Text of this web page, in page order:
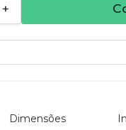
+
Dimensões